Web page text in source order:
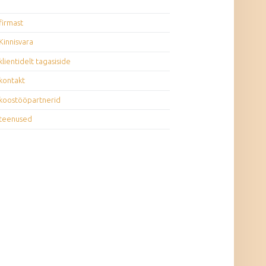
firmast
Kinnisvara
klientidelt tagasiside
kontakt
koostööpartnerid
teenused